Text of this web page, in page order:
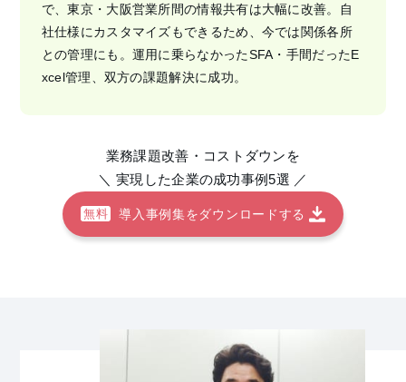
で、東京・大阪営業所間の情報共有は大幅に改善。自
社仕様にカスタマイズもできるため、今では関係各所
との管理にも。運用に乗らなかったSFA・手間だったE
xcel管理、双方の課題解決に成功。
業務課題改善・コストダウンを
＼ 実現した企業の成功事例5選 ／
無料 導入事例集をダウンロードする